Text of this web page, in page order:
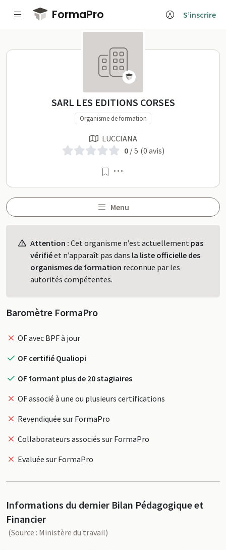
Passer au contenu principal
FormaPro S’inscrire
SARL LES EDITIONS
SARL LES EDITIONS CORSES
Organisme de formation
LUCCIANA
0/ 5 (0 avis)
Menu
Attention : Cet organisme n’est actuellement pas
vérifiéet n’apparaît pas dans la liste officielle des
organismes de formation reconnue par les
autorités compétentes.
Baromètre FormaPro
OF avec BPF à jour
OF certifié Qualiopi
OF formant plus de 20 stagiaires
OF associé à une ou plusieurs certifications
Revendiquée sur FormaPro
Collaborateurs associés sur FormaPro
Evaluée sur FormaPro
Informations du dernier Bilan Pédagogique et
Financier
(Source : Ministère du travail)